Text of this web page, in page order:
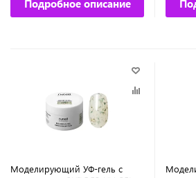
Подробное описание
Моделирующий УФ-гель с